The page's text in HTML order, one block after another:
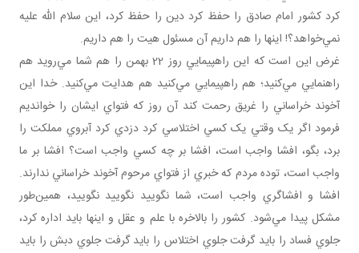
کرد کشور امام صادق را حفظ کرد دين را حفظ کرد، اين سلام الله عليه
نمي‌خواهد؟! اينها را هم داريم آن مسئول هيت را هم داريم.
غرض اين است که اين راهپيمايي روز 22 بهمن را هم شما مي‌رويد هم
راهنمايي مي‌کنيد؛ هم راهپيمايي مي‌کنيد هم هدايت مي‌کنيد. خدا اين
آخوند خراساني را غريق رحمت کند آن روز که فتواي ايشان را خوانديم
فرمود اگر يک وقتي يک کسي اختلاسي کرد دزدي کرد آبروي مملکت را
برد، بگو، افشا واجب است، افشا بر چه کسي واجب است؟ افشا بر ما
واجب است، توده مردم که خبري از فتواي مرحوم آخوند خراساني ندارند.
افشا و افشاگري واجب است، شما نگوييد نگوييد نگوييد، همين‌طور
مشکل پيدا مي‌شود. کشور را بالاخره با علم و عقل و اينها بايد اداره کرد،
جلوي فساد را بايد گرفت جلوي اختلاس را بايد گرفت جلوي دبش را بايد